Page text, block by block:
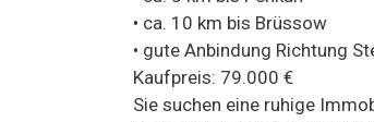
• ca. 10 km bis Brüssow
• gute Anbindung Richtung
Kaufpreis: 79.000 €
Sie suchen eine ruhige